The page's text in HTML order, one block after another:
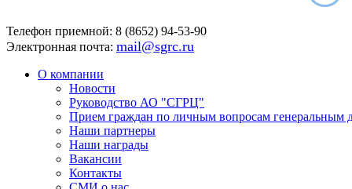
Телефон приемной: 8 (8652) 94-53-90
Электронная почта: mail@sgrc.ru
О компании
Новости
Руководство АО "СГРЦ"
Прием граждан по личным вопросам генеральным
Наши партнеры
Наши награды
Вакансии
Контакты